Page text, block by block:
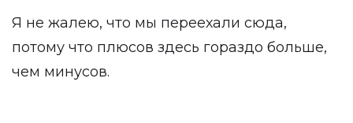
Я не жалею, что мы переехали сюда,
потому что плюсов здесь гораздо больше,
чем минусов.